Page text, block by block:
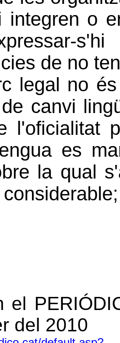
integren o
de no
legal no
canvi
l'oficialitat
es
la qual
el
del 2010